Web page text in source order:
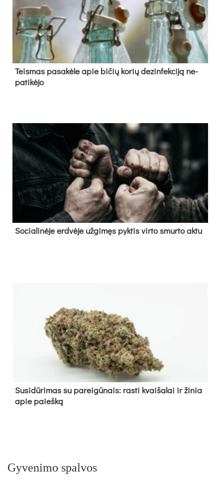
Teis­mas pa­sa­kė­le apie bi­čių ko­rių de­zin­fek­ci­ją ne­
pa­ti­kė­jo
So­cia­li­nė­je erd­vė­je už­gi­męs pyk­tis vir­to smur­to ak­tu
Su­si­dū­ri­mas su pa­rei­gū­nais: ras­ti kvai­ša­lai ir ži­nia
apie paieš­ką
Gyvenimo spalvos